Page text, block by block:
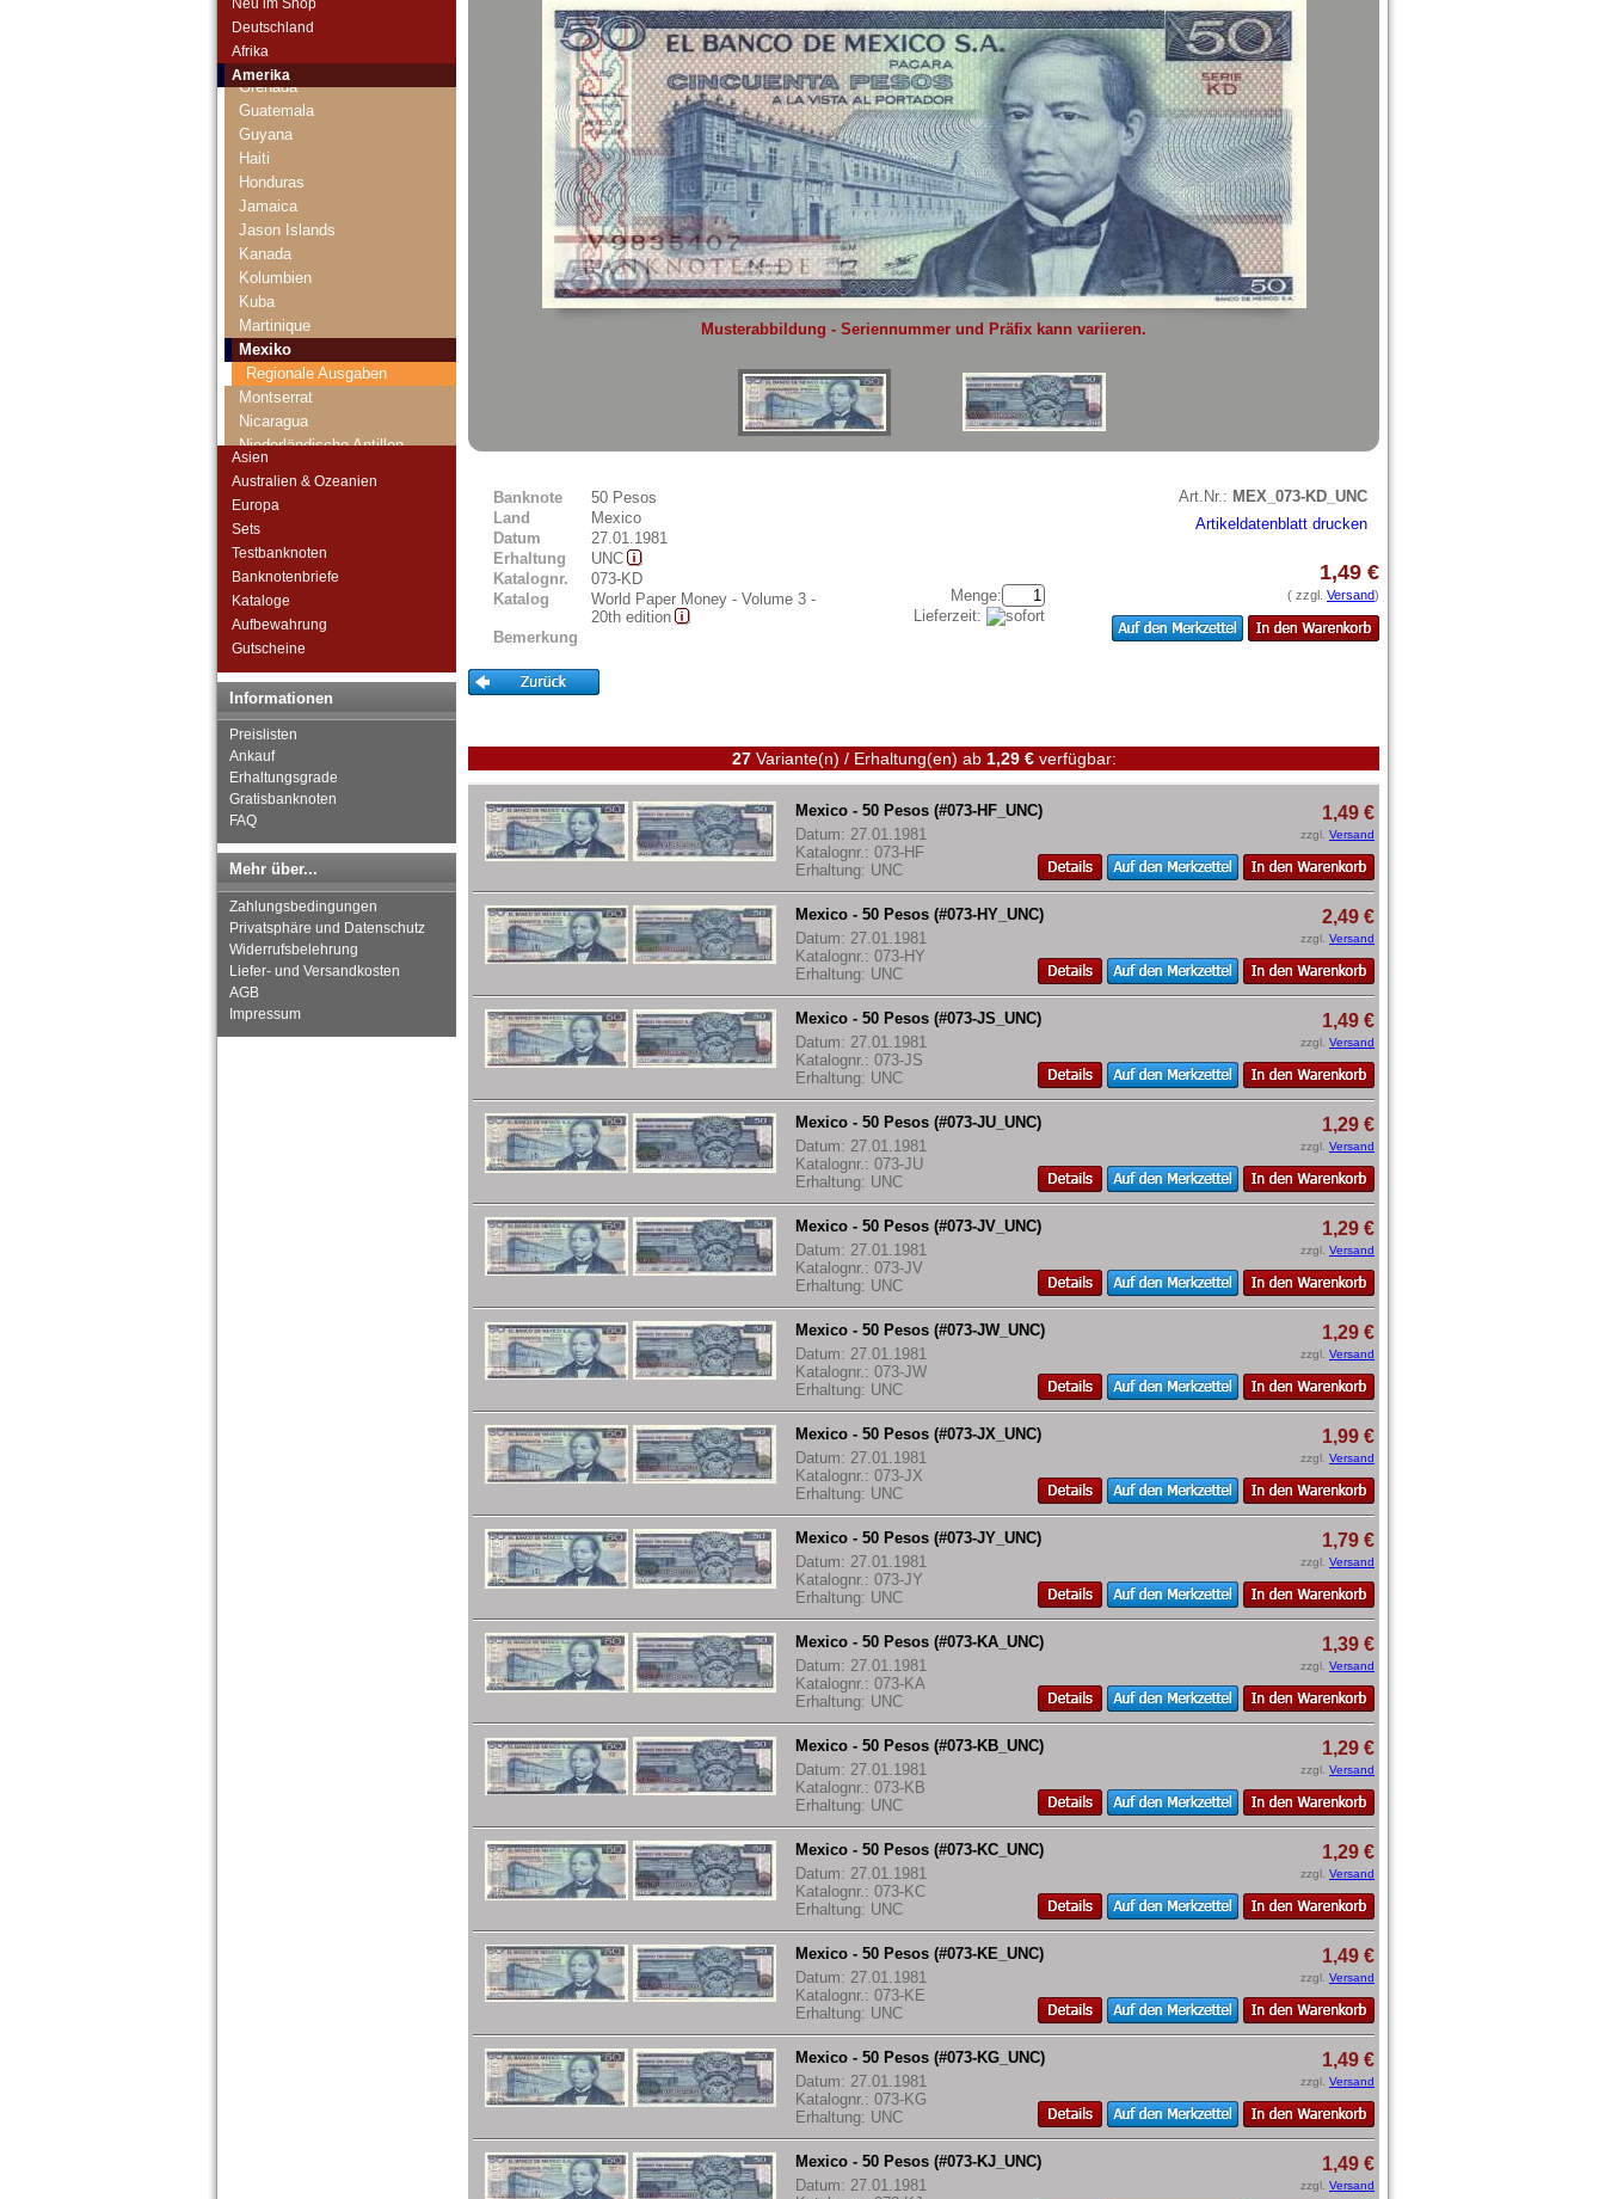
hier .
Deutschland
Afrika
Amerika
El Salvador
Galapagos
Grenada
Guatemala
Guyana
Haiti
Honduras
Jamaica
Jason Islands
Kanada
Kolumbien
Kuba
Martinique
Mexiko
Regionale Ausgaben
Montserrat
Nicaragua
Niederländische Antillen
Peru
St. Vincent
Uruguay
USA
Venezuela
Asien
Australien & Ozeanien
Europa
Sets
Testbanknoten
Banknotenbriefe
Kataloge
Aufbewahrung
Gutscheine
Informationen
Preislisten
Ankauf
Erhaltungsgrade
Gratisbanknoten
FAQ
Mehr über...
Zahlungsbedingungen
Privatsphäre und Datenschutz
Widerrufsbelehrung
Liefer- und Versandkosten
AGB
Impressum
Musterabbildung - Seriennummer und Präfix kann variieren.
Banknote
50 Pesos
Land
Mexico
Datum
27.01.1981
Erhaltung
UNC
Katalognr.
073-KD
Katalog
World Paper Money - Volume 3 -
20th edition
Bemerkung
Art.Nr.: MEX_073-KD_UNC
Artikeldatenblatt drucken
Menge:
Lieferzeit:
1,49 €
( zzgl. Versand)
27Variante(n) / Erhaltung(en) ab 1,29 €verfügbar:
Mexico - 50 Pesos (#073-HF_UNC)
Datum: 27.01.1981
Katalognr.: 073-HF
Erhaltung: UNC
1,49 €
zzgl. Versand
Mexico - 50 Pesos (#073-HY_UNC)
Datum: 27.01.1981
Katalognr.: 073-HY
Erhaltung: UNC
2,49 €
zzgl. Versand
Mexico - 50 Pesos (#073-JS_UNC)
Datum: 27.01.1981
Katalognr.: 073-JS
Erhaltung: UNC
1,49 €
zzgl. Versand
Mexico - 50 Pesos (#073-JU_UNC)
Datum: 27.01.1981
Katalognr.: 073-JU
Erhaltung: UNC
1,29 €
zzgl. Versand
Mexico - 50 Pesos (#073-JV_UNC)
Datum: 27.01.1981
Katalognr.: 073-JV
Erhaltung: UNC
1,29 €
zzgl. Versand
Mexico - 50 Pesos (#073-JW_UNC)
Datum: 27.01.1981
Katalognr.: 073-JW
Erhaltung: UNC
1,29 €
zzgl. Versand
Mexico - 50 Pesos (#073-JX_UNC)
Datum: 27.01.1981
Katalognr.: 073-JX
Erhaltung: UNC
1,99 €
zzgl. Versand
Mexico - 50 Pesos (#073-JY_UNC)
Datum: 27.01.1981
Katalognr.: 073-JY
Erhaltung: UNC
1,79 €
zzgl. Versand
Mexico - 50 Pesos (#073-KA_UNC)
Datum: 27.01.1981
Katalognr.: 073-KA
Erhaltung: UNC
1,39 €
zzgl. Versand
Mexico - 50 Pesos (#073-KB_UNC)
Datum: 27.01.1981
Katalognr.: 073-KB
Erhaltung: UNC
1,29 €
zzgl. Versand
Mexico - 50 Pesos (#073-KC_UNC)
Datum: 27.01.1981
Katalognr.: 073-KC
Erhaltung: UNC
1,29 €
zzgl. Versand
Mexico - 50 Pesos (#073-KE_UNC)
Datum: 27.01.1981
Katalognr.: 073-KE
Erhaltung: UNC
1,49 €
zzgl. Versand
Mexico - 50 Pesos (#073-KG_UNC)
Datum: 27.01.1981
Katalognr.: 073-KG
Erhaltung: UNC
1,49 €
zzgl. Versand
Mexico - 50 Pesos (#073-KJ_UNC)
Datum: 27.01.1981
1,49 €
zzgl. Versand